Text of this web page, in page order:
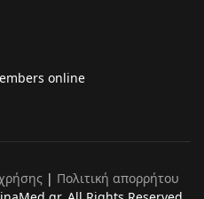
online
| Πολιτική απορρήτου